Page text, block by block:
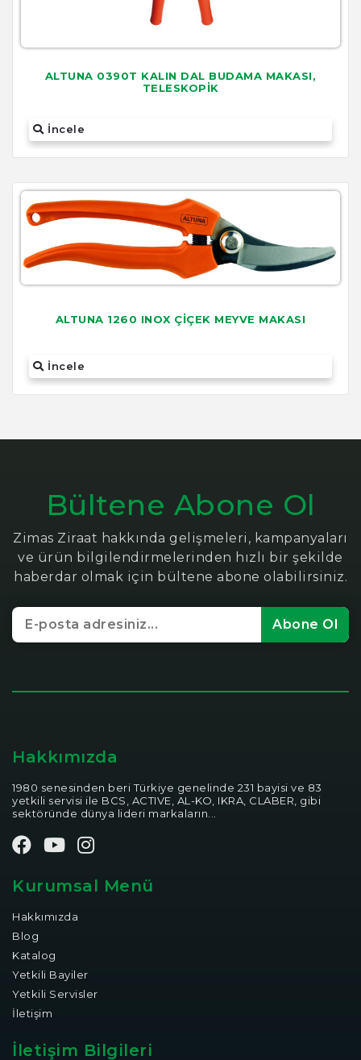
ALTUNA 0390T KALIN DAL BUDAMA MAKASI,
TELESKOPİK
İncele
ALTUNA 1260 INOX ÇİÇEK MEYVE MAKASI
İncele
Bültene Abone Ol
Zimas Ziraat hakkında gelişmeleri, kampanyaları
ve ürün bilgilendirmelerinden hızlı bir şekilde
haberdar olmak için bültene abone olabilirsiniz.
Abone Ol
Hakkımızda
1980 senesinden beri Türkiye genelinde 231 bayisi ve 83
yetkili servisi ile BCS, ACTIVE, AL-KO, IKRA, CLABER, gibi
sektöründe dünya lideri markaların...
Kurumsal Menü
Hakkımızda
Blog
Katalog
Yetkili Bayiler
Yetkili Servisler
İletişim
İletişim Bilgileri